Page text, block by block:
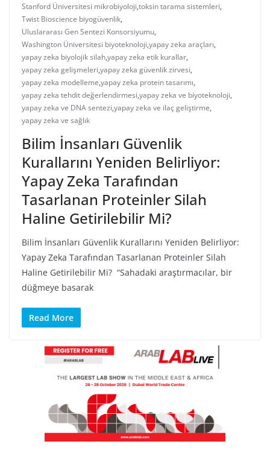
Stanford Üniversitesi mikrobiyoloji,toksin tarama sistemleri,
Twist Bioscience biyogüvenlik,
Uluslararası Gen Sentezi Konsorsiyumu,
Washington Üniversitesi biyoteknoloji,yapay zeka araçları,
yapay zeka biyolojik silah,yapay zeka etik kurallar,
yapay zeka gelişmeleri,yapay zeka güvenlik zirvesi,
yapay zeka modelleme,yapay zeka protein tasarımı,
yapay zeka tehdit değerlendirmesi,yapay zeka ve biyoteknoloji,
yapay zeka ve DNA sentezi,yapay zeka ve ilaç geliştirme,
yapay zeka ve sağlık
Bilim İnsanları Güvenlik
Kurallarını Yeniden Belirliyor:
Yapay Zeka Tarafından
Tasarlanan Proteinler Silah
Haline Getirilebilir Mi?
Bilim İnsanları Güvenlik Kurallarını Yeniden Belirliyor:
Yapay Zeka Tarafından Tasarlanan Proteinler Silah
Haline Getirilebilir Mi? “Sahadaki araştırmacılar, bir
düğmeye basarak
Read More